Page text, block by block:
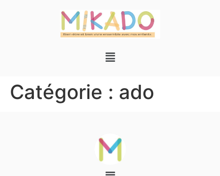
Catégorie : ado